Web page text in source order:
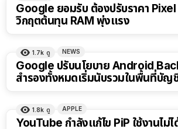
Google ยอมรับ ต้องปรับราคา Pixel
วิกฤตต้นทุน RAM พุ่งแรง
1.7k ดู NEWS
Google ปรับนโยบาย Android
สำรองทั้งหมดเริ่มนับรวมในพื้นที่บัญ
1.8k ดู APPLE
YouTube กำลังแก้ไข PiP ใช้งานไม่